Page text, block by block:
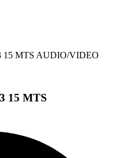
MTS AUDIO/VIDEO
15 MTS